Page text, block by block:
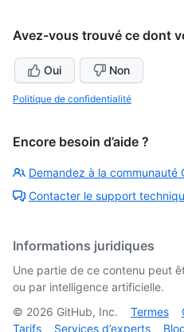
Avez-vous trouvé ce dont
Oui Non
Politique de confidentialité
Encore besoin d’aide ?
Demandez à la communauté
Contacter le support
Informations juridiques
Une partie de ce contenu peut
ou par intelligence artificielle.
© 2026 GitHub, Inc. Termes
Tarifs
Services d’experts